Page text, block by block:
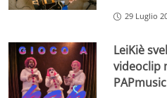
29 Luglio
LeiKiè
videoclip